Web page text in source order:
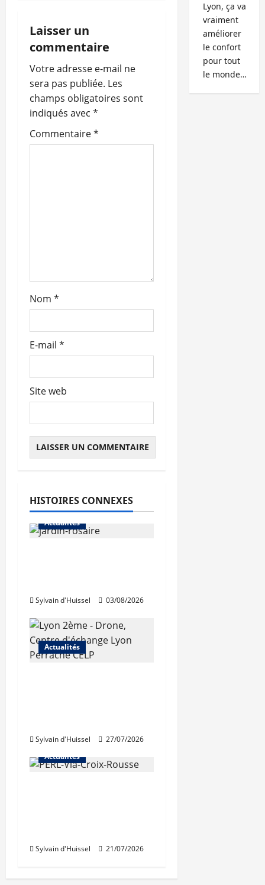
t
i
o
n
d
’
l
Laisser un
commentaire
Votre adresse e-mail ne
sera pas publiée. Les
champs obligatoires sont
indiqués avec *
Commentaire*
Nom *
E-mail *
Site web
HISTOIRES CONNEXES
Actualités
Sylvain d'Huissel 03/08/2026
Actualités
Sylvain d'Huissel
27/07/2026
Actualités
Sylvain d'Huissel 21/07/2026
Lyon, ça va
vraiment
améliorer
le confort
pour tout
le monde…